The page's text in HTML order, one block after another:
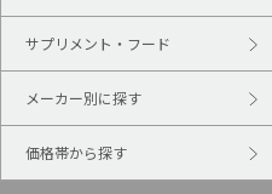
サプリメント・フード
メーカー別に探す
価格帯から探す